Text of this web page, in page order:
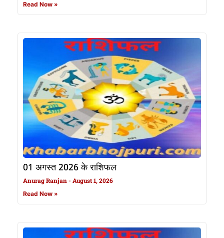
Read Now »
01 अगस्त 2026 के राशिफल
Anurag Ranjan August 1, 2026
Read Now »